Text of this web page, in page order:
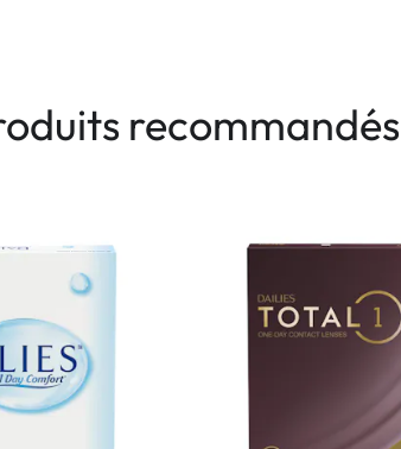
recommandés